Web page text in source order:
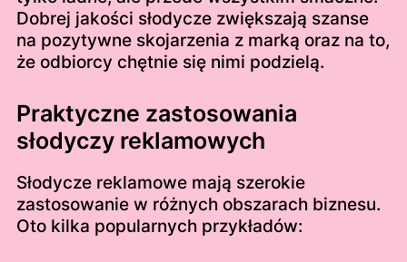
Dobrej jakości słodycze zwiększają szanse
na pozytywne skojarzenia z marką oraz na to,
że odbiorcy chętnie się nimi podzielą.
Praktyczne zastosowania
słodyczy reklamowych
Słodycze reklamowe mają szerokie
zastosowanie w różnych obszarach biznesu.
Oto kilka popularnych przykładów: